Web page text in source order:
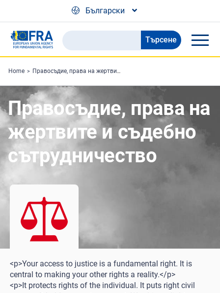
Български
Search
the
FRA
website
Търсене
Home Правосъдие, права на жертвите и съдебно сътрудничество
Правосъдие, права на
жертвите и съдебно
сътрудничество
<p>Your access to justice is a fundamental right. It is
central to making your other rights a reality.</p>
<p>It protects rights of the individual. It puts right civil